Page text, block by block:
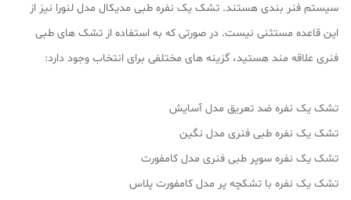
سیستم فنر بندی هستند. تشک یک نفره طبی مدیکال مدل لنورا نیز از
این قاعده مستثنی نیست. در صورتی که به استفاده از تشک های طبی
فنری علاقه مند هستید، گزینه های مختلفی برای انتخاب وجود دارد:
تشک یک نفره ضد تعریق مدل آسایش
تشک یک نفره طبی فنری مدل نگین
تشک یک نفره سوپر طبی فنری مدل کامفورت
تشک یک نفره با تشکچه پر مدل کامفورت پلاس